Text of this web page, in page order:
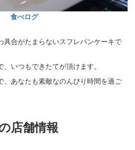
食べログ
具合がたまらないスフレパンケーキで
いつもできたてが頂けます。
、あなたも素敵なのんびり時間を過ご
店舗情報